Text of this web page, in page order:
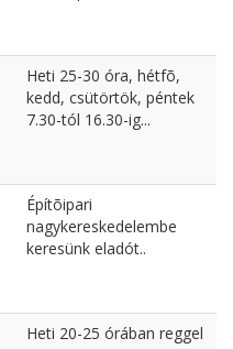
Heti 25-30 óra, hétfõ,
kedd, csütörtök, péntek
7.30-tól 16.30-ig...
Építõipari
nagykereskedelembe
keresünk eladót..
Heti 20-25 órában reggel